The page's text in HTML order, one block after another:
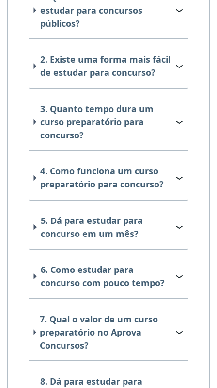
estudar para concursos
públicos?
2. Existe uma forma mais fácil
de estudar para concurso?
3. Quanto tempo dura um
curso preparatório para
concurso?
4. Como funciona um curso
preparatório para concurso?
5. Dá para estudar para
concurso em um mês?
6. Como estudar para
concurso com pouco tempo?
7. Qual o valor de um curso
preparatório no Aprova
Concursos?
8. Dá para estudar para